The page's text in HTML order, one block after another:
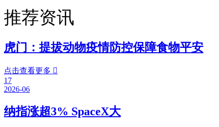
推荐资讯
虎门：提拔动物疫情防控保障食物平安
点击查看更多 
17
2026-06
纳指涨超3% SpaceX大